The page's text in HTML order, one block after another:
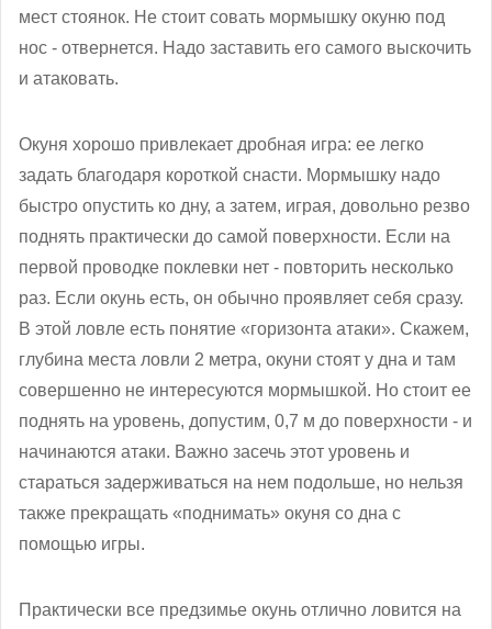
мест стоянок. Не стоит совать мормышку окуню под
нос - отвернется. Надо заставить его самого выскочить
и атаковать.
Окуня хорошо привлекает дробная игра: ее легко
задать благодаря короткой снасти. Мормышку надо
быстро опустить ко дну, а затем, играя, довольно резво
поднять практически до самой поверхности. Если на
первой проводке поклевки нет - повторить несколько
раз. Если окунь есть, он обычно проявляет себя сразу.
В этой ловле есть понятие «горизонта атаки». Скажем,
глубина места ловли 2 метра, окуни стоят у дна и там
совершенно не интересуются мормышкой. Но стоит ее
поднять на уровень, допустим, 0,7 м до поверхности - и
начинаются атаки. Важно засечь этот уровень и
стараться задерживаться на нем подольше, но нельзя
также прекращать «поднимать» окуня со дна с
помощью игры.
Практически все предзимье окунь отлично ловится на